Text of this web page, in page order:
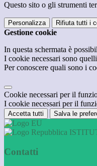
Questo sito o gli strumenti
Personalizza Rifiuta tutti i
Gestione cookie
In questa schermata è
I cookie necessari sono
Per conoscere quali sono i
Cookie necessari per il
I cookie necessari per il
Accetta tutti Salva le
Contatti